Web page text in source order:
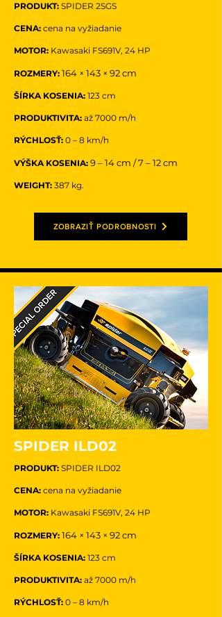
PRODUKT: SPIDER 2SGS
CENA: cena na vyžiadanie
MOTOR: Kawasaki FS691V, 24 HP
ROZMERY: 164 × 143 × 92 cm
ŠÍRKA KOSENIA: 123 cm
PRODUKTIVITA: až 7000 m/h
RÝCHLOSŤ: 0 – 8 km/h
VÝŠKA KOSENIA: 9 – 14 cm / 7 – 12 cm
WEIGHT: 387 kg.
ZOBRAZIŤ PODROBNOSTI
SPIDER ILD02
PRODUKT: SPIDER ILD02
CENA: cena na vyžiadanie
MOTOR: Kawasaki FS691V, 24 HP
ROZMERY: 164 × 143 × 92 cm
ŠÍRKA KOSENIA: 123 cm
PRODUKTIVITA: až 7000 m/h
RÝCHLOSŤ: 0 – 8 km/h